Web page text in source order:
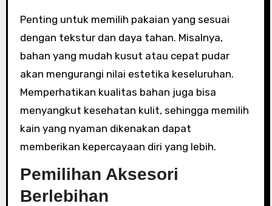
Penting untuk memilih pakaian yang sesuai
dengan tekstur dan daya tahan. Misalnya,
bahan yang mudah kusut atau cepat pudar
akan mengurangi nilai estetika keseluruhan.
Memperhatikan kualitas bahan juga bisa
menyangkut kesehatan kulit, sehingga memilih
kain yang nyaman dikenakan dapat
memberikan kepercayaan diri yang lebih.
Pemilihan Aksesori
Berlebihan